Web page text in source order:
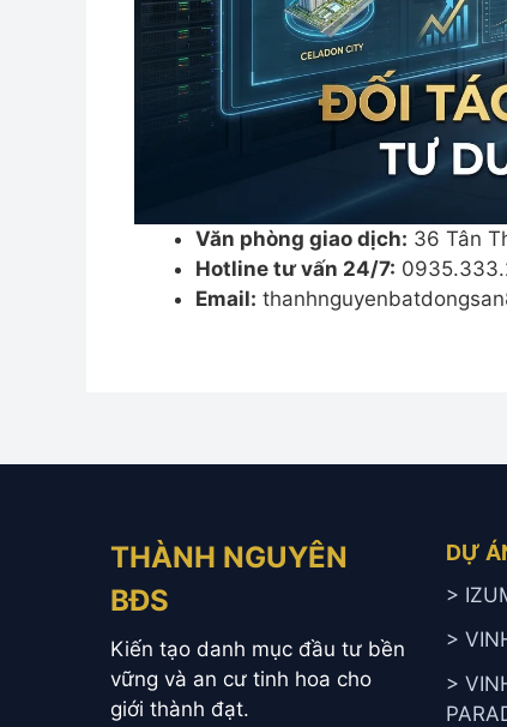
Văn phòng giao dịch: 36 Tân
Hotline tư vấn 24/7:
Email:
THÀNH NGUYÊN
BĐS
Kiến tạo danh mục đầu tư bền
vững và an cư tinh hoa cho
giới thành đạt.
DỰ
>
>
>